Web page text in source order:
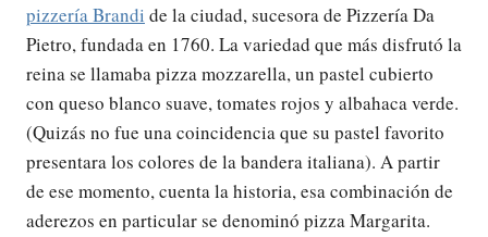
pizzería Brandi de la ciudad, sucesora de Pizzería Da
Pietro, fundada en 1760. La variedad que más disfrutó la
reina se llamaba pizza mozzarella, un pastel cubierto
con queso blanco suave, tomates rojos y albahaca verde.
(Quizás no fue una coincidencia que su pastel favorito
presentara los colores de la bandera italiana). A partir
de ese momento, cuenta la historia, esa combinación de
aderezos en particular se denominó pizza Margarita.